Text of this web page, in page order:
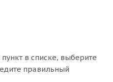
в списке, выберите
правильный